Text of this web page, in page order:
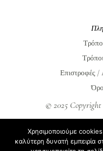
Επιστροφές /
© 2025
Χρησιμοποιούμε
καλύτερη δυνατή εμπειρία